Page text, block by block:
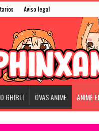
Aviso legal
GHIBLI OVAS ANIME ANIME